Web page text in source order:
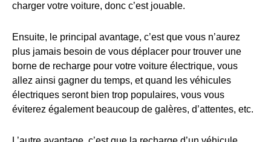
charger votre voiture, donc c’est jouable.
Ensuite, le principal avantage, c’est que vous n’aurez
plus jamais besoin de vous déplacer pour trouver une
borne de recharge pour votre voiture électrique, vous
allez ainsi gagner du temps, et quand les véhicules
électriques seront bien trop populaires, vous vous
éviterez également beaucoup de galères, d’attentes, etc.